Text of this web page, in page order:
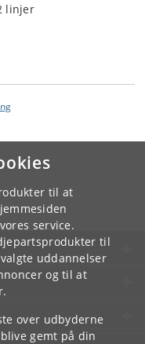
til at
service.
til
uddannelser
og til at
over udbyderne
gemt på din
linjer